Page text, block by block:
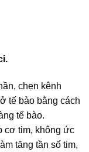
chẹn kênh
tế bào bằng cách
tế bào.
cơ tim, không ức
tăng tần số tim,